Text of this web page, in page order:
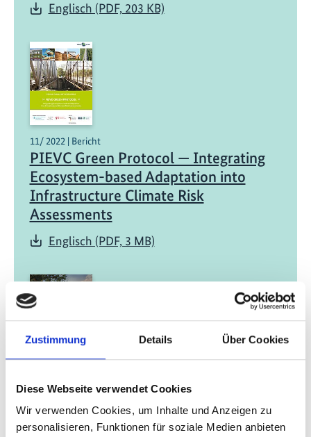
Zustimmung Details Über Cookies
Diese Webseite verwendet Cookies
Wir verwenden Cookies, um Inhalte und Anzeigen zu
personalisieren, Funktionen für soziale Medien anbieten
Englisch (PDF, 203 KB)
11/ 2022 | Bericht
PIEVC Green Protocol — Integrating
Ecosystem-based Adaptation into
Infrastructure Climate Risk
Assessments
Englisch (PDF, 3 MB)
Synergies between adaptation,
biodiversity, and mitigation